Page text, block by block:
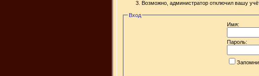
Возможно, администратор отключил вашу
Вход
Имя:
Пароль: